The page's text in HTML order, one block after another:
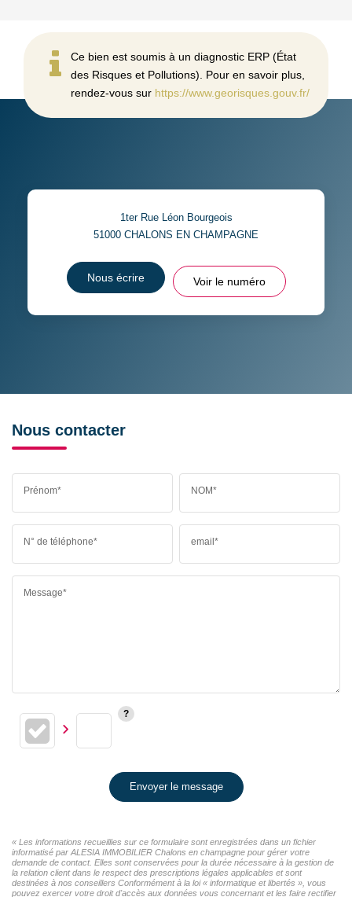
Ce bien est soumis à un diagnostic ERP (État
des Risques et Pollutions). Pour en savoir plus,
rendez-vous sur https://www.georisques.gouv.fr/
1ter Rue Léon Bourgeois
51000 CHALONS EN CHAMPAGNE
Nous écrire Voir le numéro
Nous contacter
Prénom* NOM*
N° de téléphone* email*
Message*
Envoyer le message
« Les informations recueillies sur ce formulaire sont enregistrées dans un fichier
informatisé par ALESIA IMMOBILIER Chalons en champagne pour gérer votre
demande de contact. Elles sont conservées pour la durée nécessaire à la gestion de
la relation client dans le respect des prescriptions légales applicables et sont
destinées à nos conseillers Conformément à la loi « informatique et libertés », vous
pouvez exercer votre droit d'accès aux données vous concernant et les faire rectifier